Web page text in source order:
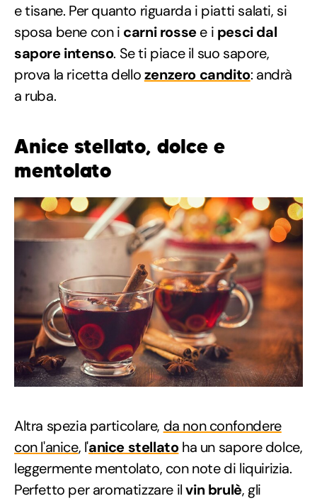
e tisane. Per quanto riguarda i piatti salati, si
sposa bene con i carni rossee i pesci dal
sapore intenso. Se ti piace il suo sapore,
prova la ricetta dellozenzero candito: andrà
a ruba.
Anice stellato, dolce e
mentolato
Altra spezia particolare, da non confondere
con l'anice, l'anice stellatoha un sapore dolce,
leggermente mentolato, con note di liquirizia.
Perfetto per aromatizzare ilvin brulè, gli